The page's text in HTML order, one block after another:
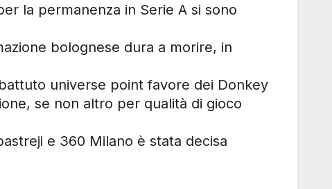
la permanenza in Serie A si sono
bolognese dura a morire, in
universe point favore dei Donkey
se non altro per qualità di gioco
e 360 Milano è stata decisa